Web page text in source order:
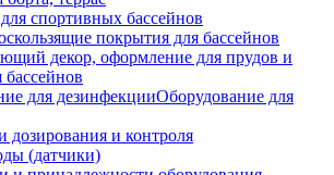
спортивных бассейнов
покрытия для бассейнов
декор, оформление для прудов и
бассейнов
Оборудование для
дозирования и контроля
(датчики)